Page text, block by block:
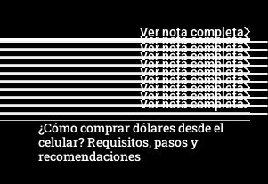
Ver nota completa
Ver nota completa
Ver nota completa
Ver nota completa
Ver nota completa
Ver nota completa
Ver nota completa
Ver nota completa
Ver nota completa
Ver nota completa
¿Cómo comprar dólares desde el
celular? Requisitos, pasos y
recomendaciones